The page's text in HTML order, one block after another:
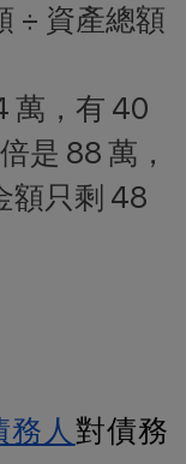
÷ 資產總額
萬，有 40
是 88 萬，
額只剩 48
務人 對債務